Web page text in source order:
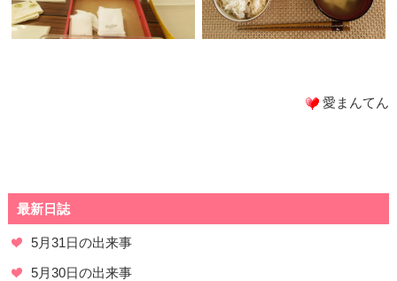
愛まんてん
最新日誌
5月31日の出来事
5月30日の出来事